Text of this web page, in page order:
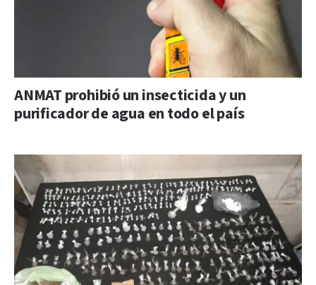
ANMAT prohibió un insecticida y un
purificador de agua en todo el país